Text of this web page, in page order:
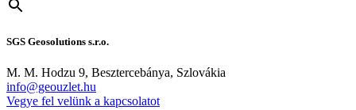
SGS Geosolutions s.r.o.
M. M. Hodzu 9, Besztercebánya, Szlovákia
info@geouzlet.hu
Vegye fel velünk a kapcsolatot